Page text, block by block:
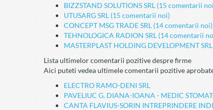
BIZZSTAND SOLUTIONS SRL (15 comentarii
UTUSARG SRL (15 comentarii noi)
CONCEPT MSG TRADE SRL (14 comentarii noi)
TEHNOLOGICA RADION SRL (14 comentarii
MASTERPLAST HOLDING DEVELOPMENT
Lista ultimelor comentarii pozitive despre firme
Aici puteti vedea ultimele comentarii pozitive
ELECTRO RAMO-DENI SRL
PAVELIUC G. DIANA-IOANA - MEDIC
CANTA FLAVIUS-SORIN INTREPRINDERE